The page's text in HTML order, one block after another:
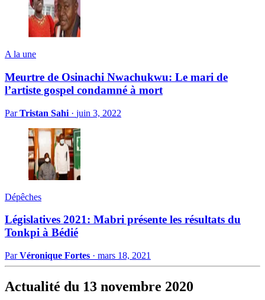
A la une
Meurtre de Osinachi Nwachukwu: Le mari de
l’artiste gospel condamné à mort
ParTristan Sahi · juin 3, 2022
Dépêches
Législatives 2021: Mabri présente les résultats du
Tonkpi à Bédié
ParVéronique Fortes · mars 18, 2021
Actualité du 13 novembre 2020